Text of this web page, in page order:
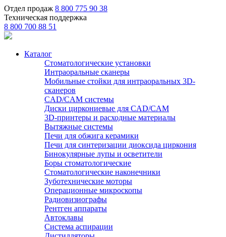
Отдел продаж 8 800 775 90 38
Техническая поддержка
8 800 700 88 51
Каталог
Стоматологические установки
Интраоральные сканеры
Мобильные стойки для интраоральных 3D-
сканеров
CAD/CAM системы
Диски циркониевые для CAD/CAM
3D-принтеры и расходные материалы
Вытяжные системы
Печи для обжига керамики
Печи для синтеризации диоксида циркония
Бинокулярные лупы и осветители
Боры стоматологические
Стоматологические наконечники
Зуботехнические моторы
Операционные микроскопы
Радиовизиографы
Рентген аппараты
Автоклавы
Система аспирации